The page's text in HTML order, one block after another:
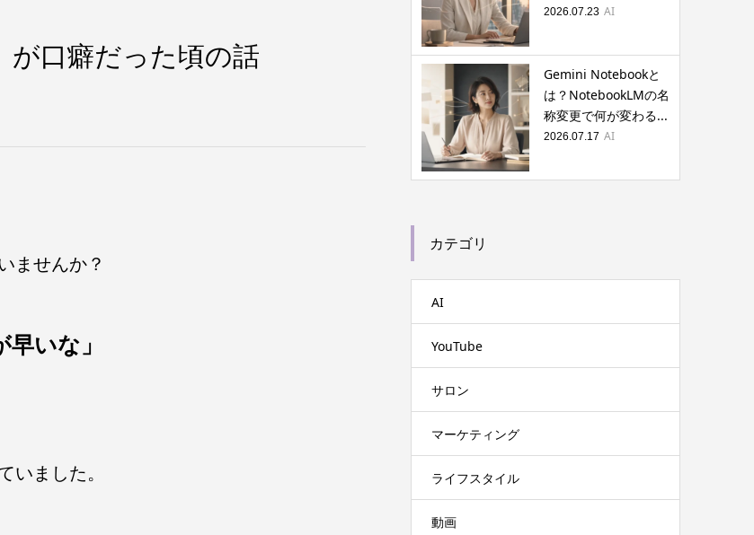
が口癖だった頃の話
ませんか？
いな」
ました。
2026.07.23 AI
Gemini Notebookと
は？NotebookLMの名
称変更で何が変わる...
2026.07.17 AI
カテゴリ
AI
YouTube
サロン
マーケティング
ライフスタイル
動画